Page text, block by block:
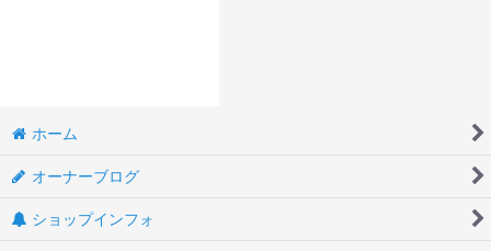
ホーム
オーナーブログ
ショップインフォ